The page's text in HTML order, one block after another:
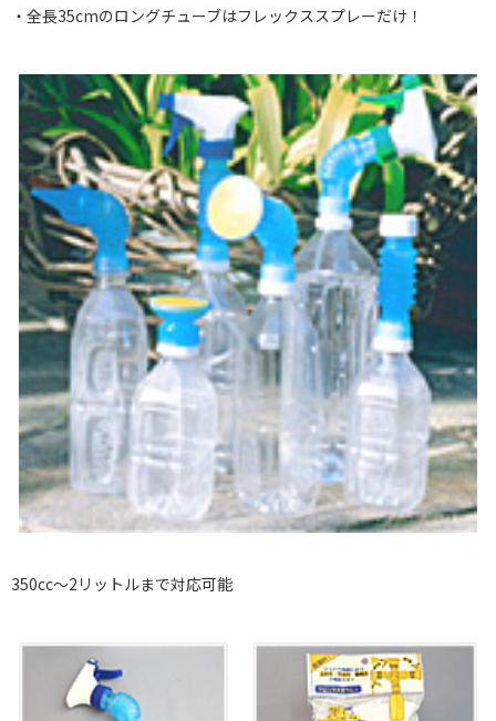
・全長35cmのロングチューブはフレックススプレーだけ！
350cc～2リットルまで対応可能